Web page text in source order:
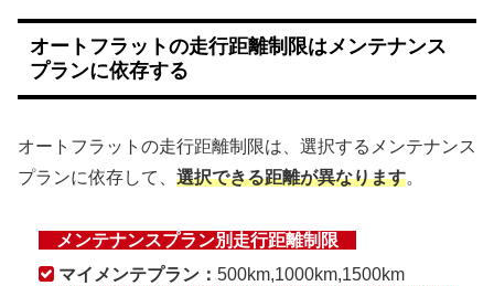
オートフラットの走行距離制限はメンテナンス
プランに依存する
オートフラットの走行距離制限は、選択するメンテナンス
プランに依存して、 選択できる距離が異なります。
メンテナンスプラン別走行距離制限
マイメンテプラン：500km,1000km,1500km